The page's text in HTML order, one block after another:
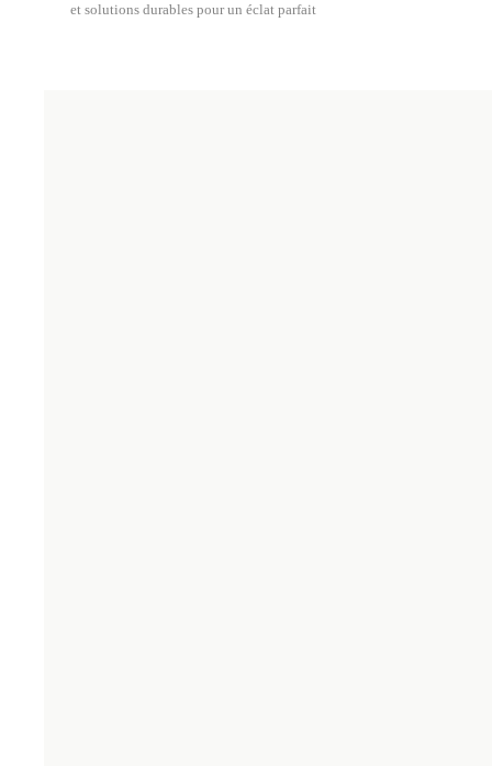
et solutions durables pour un éclat parfait